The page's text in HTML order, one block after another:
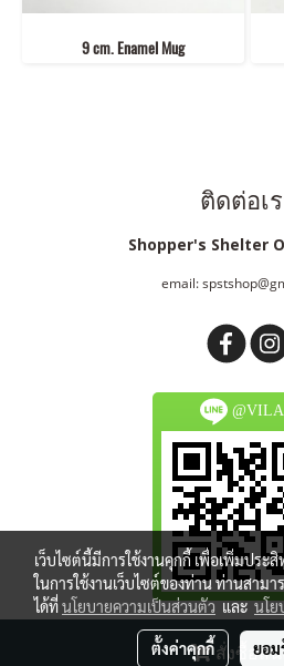
สั่งซื้อสิ
9 cm. Enamel Mug
ติดต่อเ
Shopper's Shelter
email:
@VILA
Copy right by
เว็บไซต์นี้มีการใช้งานคุกกี้ เพื่อเพิ่มปร
ในการใช้งานเว็บไซต์ของท่าน ท่านสามา
ได้ที่นโยบายความเป็นส่วนตัวและนโย
ตั้งค่าคุกกี้ ยอ